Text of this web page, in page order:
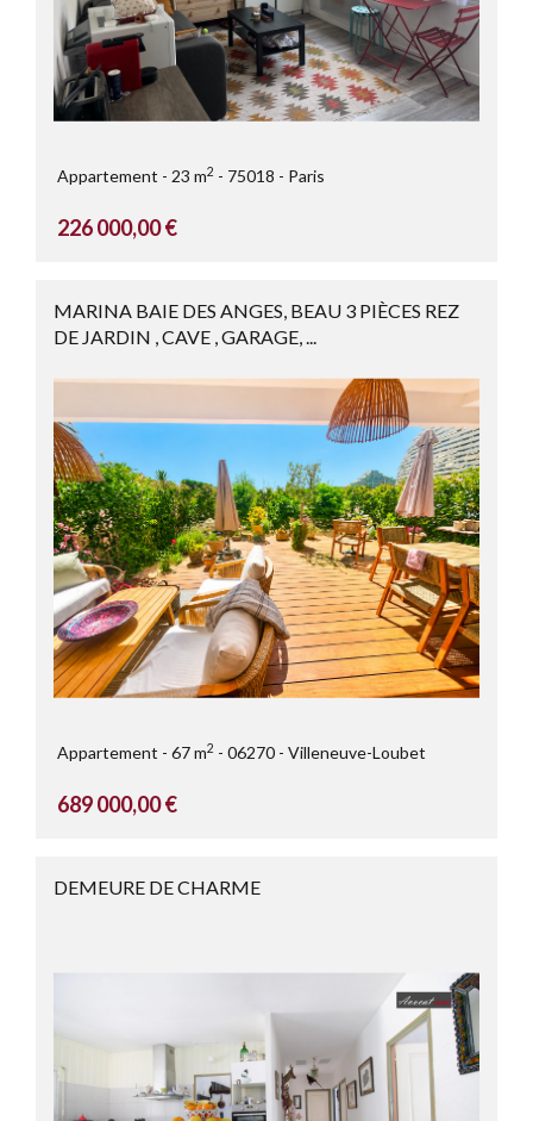
Appartement 23 m2 75018 Paris
226 000,00 €
MARINA BAIE DES ANGES, BEAU 3 PIÈCES REZ
DE JARDIN , CAVE , GARAGE, ...
Appartement 67 m2 06270 Villeneuve-Loubet
689 000,00 €
DEMEURE DE CHARME